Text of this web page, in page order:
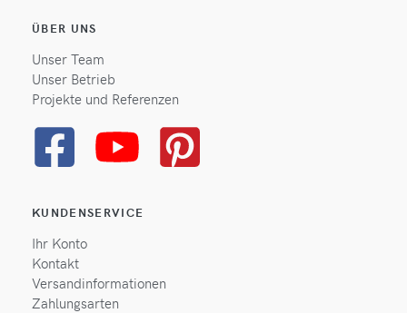
ÜBER UNS
Unser Team
Unser Betrieb
Projekte und Referenzen
KUNDENSERVICE
Ihr Konto
Kontakt
Versandinformationen
Zahlungsarten